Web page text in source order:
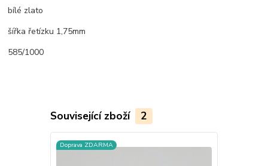
bílé zlato
šířka řetízku 1,75mm
585/1000
Související zboží 2
Doprava ZDARMA